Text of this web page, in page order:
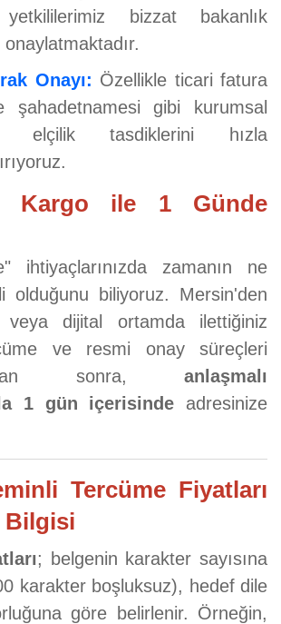
bizzat bakanlık
Onayı: Özellikle ticari fatura
şahadetnamesi gibi kurumsal
elçilik tasdiklerini hızla
Kargo ile 1 Günde
ihtiyaçlarınızda zamanın ne
olduğunu biliyoruz. Mersin'den
veya dijital ortamda ilettiğiniz
ve resmi onay süreçleri
sonra, anlaşmalı
1 gün içerisinde adresinize
Tercüme Fiyatları
Bilgisi
; belgenin karakter sayısına
karakter boşluksuz), hedef dile
göre belirlenir. Örneğin,